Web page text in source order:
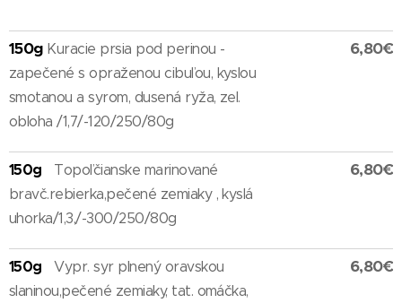
150g Kuracie prsia pod perinou -
zapečené s opraženou cibuľou, kyslou
smotanou a syrom, dusená ryža, zel.
obloha /1,7/-120/250/80g
6,80€
150g
Topoľčianske marinované
bravč.rebierka,pečené zemiaky , kyslá
uhorka/1,3,/-300/250/80g
6,80€
150g
Vypr. syr plnený oravskou
slaninou,pečené zemiaky, tat. omáčka,
6,80€